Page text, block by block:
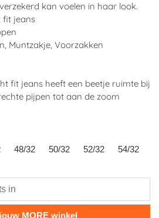
kan voelen in haar look.
fit jeans
Muntzakje, Voorzakken
fit jeans heeft een beetje ruimte bij
pijpen tot aan de zoom
48/32 50/32 52/32 54/32